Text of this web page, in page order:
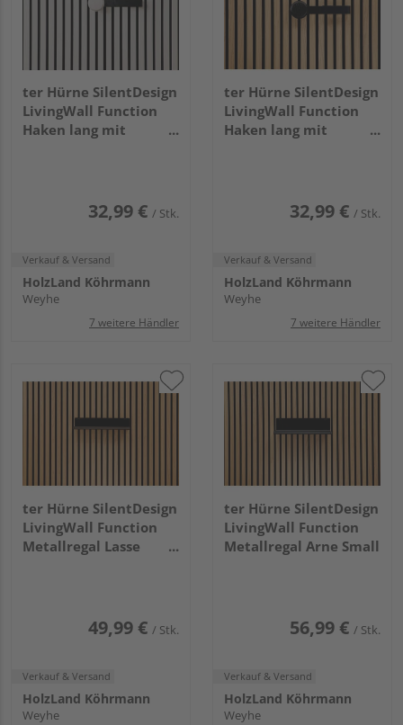
ter Hürne SilentDesign
LivingWall Function
Haken lang mit
32,99 € / Stk.
Verkauf & Versand
HolzLand Köhrmann
Weyhe
7 weitere Händler
ter Hürne SilentDesign
LivingWall Function
Haken lang mit
32,99 € / Stk.
Verkauf & Versand
HolzLand Köhrmann
Weyhe
7 weitere Händler
ter Hürne SilentDesign
LivingWall Function
Metallregal Lasse
49,99 € / Stk.
Verkauf & Versand
HolzLand Köhrmann
Weyhe
ter Hürne SilentDesign
LivingWall Function
Metallregal Arne Small
56,99 € / Stk.
Verkauf & Versand
HolzLand Köhrmann
Weyhe